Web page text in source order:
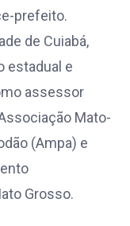
prefeito.
de Cuiabá,
estadual e
assessor
Mato-
(Ampa) e
Grosso.